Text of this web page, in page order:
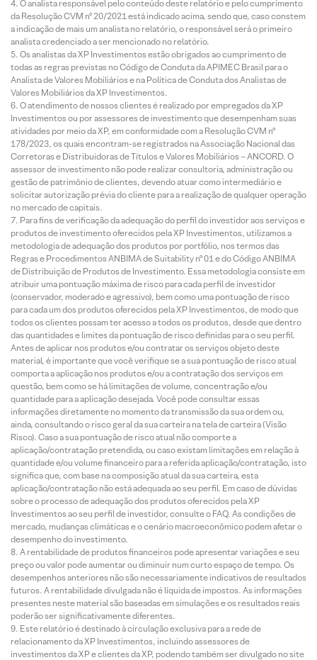
O analista responsável pelo conteúdo deste relatório e pelo cumprimento
da Resolução CVM nº 20/2021 está indicado acima, sendo que, caso constem
a indicação de mais um analista no relatório, o responsável será o primeiro
analista credenciado a ser mencionado no relatório.
Os analistas da XP Investimentos estão obrigados ao cumprimento de
todas as regras previstas no Código de Conduta da APIMEC Brasil para o
Analista de Valores Mobiliários e na Política de Conduta dos Analistas de
Valores Mobiliários da XP Investimentos.
O atendimento de nossos clientes é realizado por empregados da XP
Investimentos ou por assessores de investimento que desempenham suas
atividades por meio da XP, em conformidade com a Resolução CVM nº
178/2023, os quais encontram-se registrados na Associação Nacional das
Corretoras e Distribuidoras de Títulos e Valores Mobiliários – ANCORD. O
assessor de investimento não pode realizar consultoria, administração ou
gestão de patrimônio de clientes, devendo atuar como intermediário e
solicitar autorização prévia do cliente para a realização de qualquer operação
no mercado de capitais.
Para fins de verificação da adequação do perfil do investidor aos serviços e
produtos de investimento oferecidos pela XP Investimentos, utilizamos a
metodologia de adequação dos produtos por portfólio, nos termos das
Regras e Procedimentos ANBIMA de Suitability nº 01 e do Código ANBIMA
de Distribuição de Produtos de Investimento. Essa metodologia consiste em
atribuir uma pontuação máxima de risco para cada perfil de investidor
(conservador, moderado e agressivo), bem como uma pontuação de risco
para cada um dos produtos oferecidos pela XP Investimentos, de modo que
todos os clientes possam ter acesso a todos os produtos, desde que dentro
das quantidades e limites da pontuação de risco definidas para o seu perfil.
Antes de aplicar nos produtos e/ou contratar os serviços objeto deste
material, é importante que você verifique se a sua pontuação de risco atual
comporta a aplicação nos produtos e/ou a contratação dos serviços em
questão, bem como se há limitações de volume, concentração e/ou
quantidade para a aplicação desejada. Você pode consultar essas
informações diretamente no momento da transmissão da sua ordem ou,
ainda, consultando o risco geral da sua carteira na tela de carteira (Visão
Risco). Caso a sua pontuação de risco atual não comporte a
aplicação/contratação pretendida, ou caso existam limitações em relação à
quantidade e/ou volume financeiro para a referida aplicação/contratação, isto
significa que, com base na composição atual da sua carteira, esta
aplicação/contratação não está adequada ao seu perfil. Em caso de dúvidas
sobre o processo de adequação dos produtos oferecidos pela XP
Investimentos ao seu perfil de investidor, consulte o FAQ. As condições de
mercado, mudanças climáticas e o cenário macroeconômico podem afetar o
desempenho do investimento.
A rentabilidade de produtos financeiros pode apresentar variações e seu
preço ou valor pode aumentar ou diminuir num curto espaço de tempo. Os
desempenhos anteriores não são necessariamente indicativos de resultados
futuros. A rentabilidade divulgada não é líquida de impostos. As informações
presentes neste material são baseadas em simulações e os resultados reais
poderão ser significativamente diferentes.
Este relatório é destinado à circulação exclusiva para a rede de
relacionamento da XP Investimentos, incluindo assessores de
investimentos da XP e clientes da XP, podendo também ser divulgado no site